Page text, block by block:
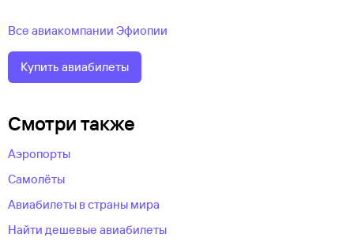
Все авиакомпании Эфиопии
Купить авиабилеты
Смотри также
Аэропорты
Самолёты
Авиабилеты в страны мира
Найти дешевые авиабилеты